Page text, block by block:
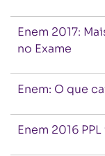
Enem 2017:
no Exame
Enem: O que
Enem 2016